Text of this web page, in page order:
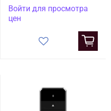
Войти для просмотра
цен